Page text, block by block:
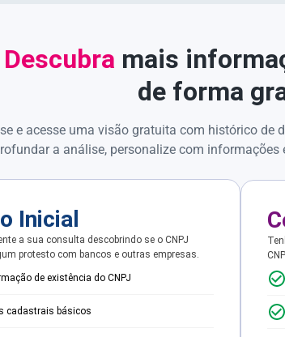
Descubra mais
de forma
e acesse uma visão gratuita com histórico de
a análise, personalize com
Inicial
a sua consulta descobrindo se o CNPJ
protesto com bancos e outras empresas.
de existência do CNPJ
cadastrais básicos